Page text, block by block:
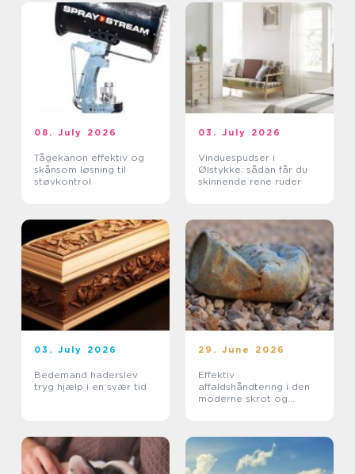
08. July 2026
Tågekanon effektiv og
skånsom løsning til
støvkontrol
03. July 2026
Vinduespudser i
Ølstykke: sådan får du
skinnende rene ruder
03. July 2026
Bedemand haderslev
tryg hjælp i en svær tid
29. June 2026
Effektiv
affaldshåndtering i den
moderne skrot og